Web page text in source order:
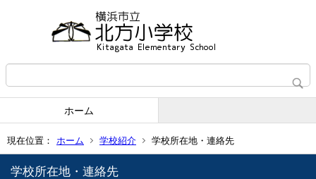
ホーム
現在位置： ホーム 学校紹介 学校所在地・連絡先
学校所在地・連絡先